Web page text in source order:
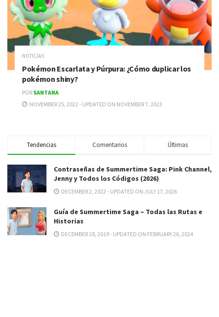
NOTICIAS
Pokémon Escarlata y Púrpura: ¿Cómo duplicar los
pokémon shiny?
POR SANTANA
NOVEMBER 25, 2022 - UPDATED ON NOVEMBER 7, 2023
Tendencias Comentarios Últimas
Contraseñas de Summertime Saga: Pink Channel,
Jenny y Todos los Códigos (2026)
DECEMBER 2, 2022 - UPDATED ON JULY 17, 2026
Guía de Summertime Saga – Todas las Rutas e
Historias
DECEMBER 28, 2019 - UPDATED ON FEBRUARY 26, 2024